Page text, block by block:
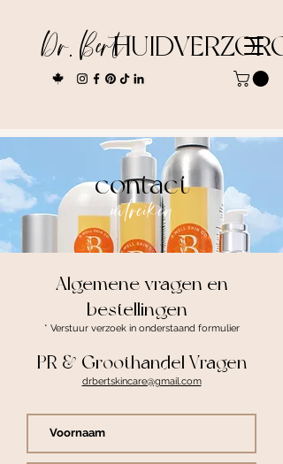
Dr. Bert
contact
uitreiken
Algemene vragen en
bestellingen
* Verstuur verzoek in onderstaand formulier
PR & Groothandel Vragen
drbertskincare@gmail.com